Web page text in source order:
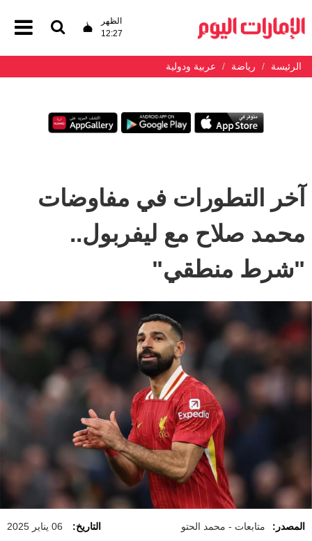
الظهر
12:27
الرئيسة رياضة عربية ودولية
آخر التطورات في مفاوضات
محمد صلاح مع ليفربول..
"شرط منطقي"
المصدر: متابعات - محمد الحتو التاريخ: 06 يناير 2025